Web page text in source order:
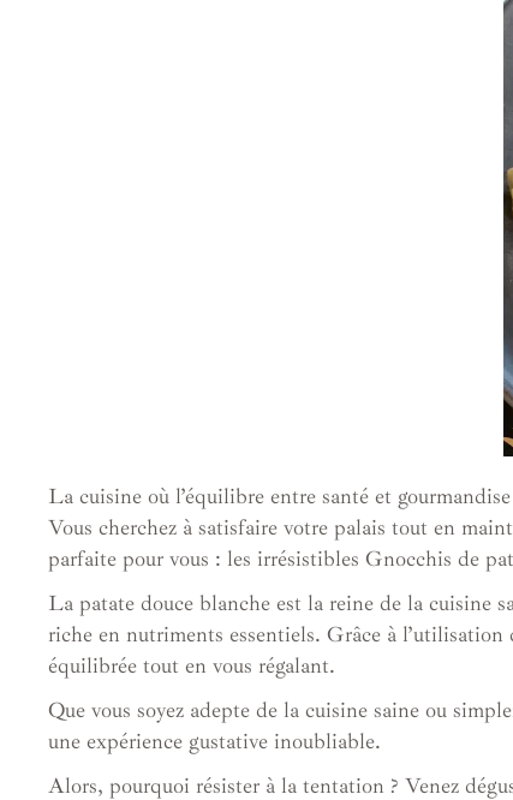
La cuisine où l’équilibre entre santé et
Vous cherchez à satisfaire votre palais tout en
parfaite pour vous : les irrésistibles Gnocchis de
La patate douce blanche est la reine de la cuisine
riche en nutriments essentiels. Grâce à
équilibrée tout en vous régalant.
Que vous soyez adepte de la cuisine saine ou
une expérience gustative inoubliable.
Alors, pourquoi résister à la tentation ? Venez